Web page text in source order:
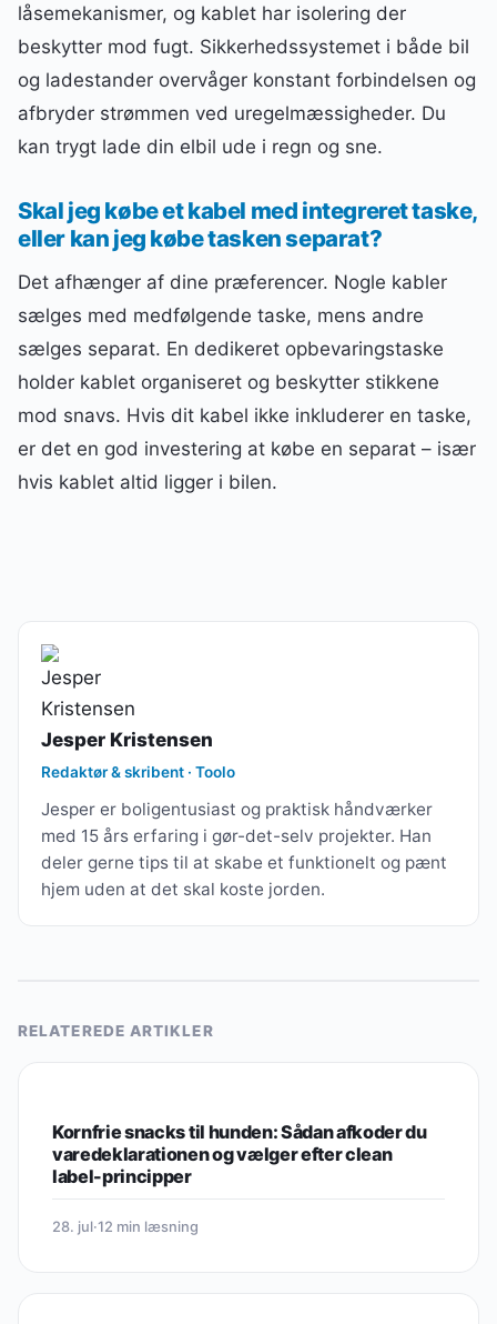
låsemekanismer, og kablet har isolering der
beskytter mod fugt. Sikkerhedssystemet i både bil
og ladestander overvåger konstant forbindelsen og
afbryder strømmen ved uregelmæssigheder. Du
kan trygt lade din elbil ude i regn og sne.
Skal jeg købe et kabel med integreret taske,
eller kan jeg købe tasken separat?
Det afhænger af dine præferencer. Nogle kabler
sælges med medfølgende taske, mens andre
sælges separat. En dedikeret opbevaringstaske
holder kablet organiseret og beskytter stikkene
mod snavs. Hvis dit kabel ikke inkluderer en taske,
er det en god investering at købe en separat – især
hvis kablet altid ligger i bilen.
Jesper Kristensen
Redaktør & skribent · Toolo
Jesper er boligentusiast og praktisk håndværker
med 15 års erfaring i gør-det-selv projekter. Han
deler gerne tips til at skabe et funktionelt og pænt
hjem uden at det skal koste jorden.
RELATEREDE ARTIKLER
Kornfrie snacks til hunden: Sådan afkoder du
varedeklarationen og vælger efter clean
label-principper
28. jul·12 min læsning